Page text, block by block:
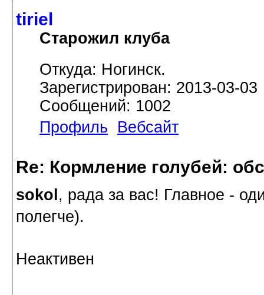
tiriel
Старожил клуба
Откуда: Ногинск.
Зарегистрирован: 2013-03-03
Сообщений: 1002
Профиль
Вебсайт
Re: Кормление голубей:
sokol , рада за вас! Главное -
полегче).
Неактивен